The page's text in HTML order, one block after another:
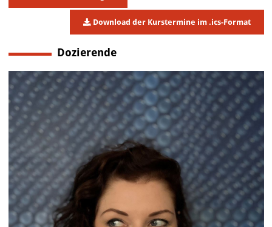
Download der Kurstermine im .ics-Format
Dozierende